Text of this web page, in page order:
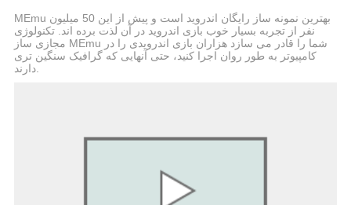
MEmu بهترین نمونه ساز رایگان اندروید است و پیش از این 50 میلیون
نفر از تجربه بسیار خوب بازی اندروید در آن لذت برده اند. تکنولوژی
مجازی ساز MEmu شما را قادر می سازد هزاران بازی اندرویدی را در
کامپیوتر به طور روان اجرا کنید، حتی آنهایی که گرافیک سنگین تری
دارند.